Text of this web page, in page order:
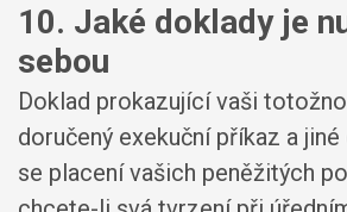
10. Jaké doklady je
sebou
Doklad prokazující vaši
doručený exekuční příkaz a
se placení vašich peněžitých